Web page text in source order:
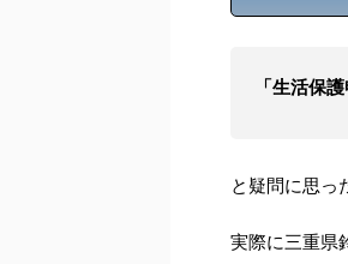
「生活保
と疑問に思っ
実際に三重県